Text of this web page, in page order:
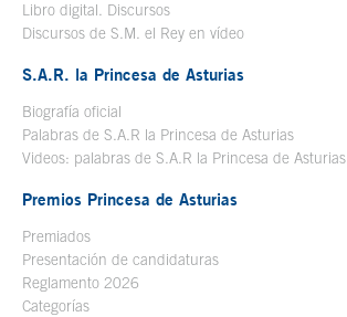
Libro digital. Discursos
Discursos de S.M. el Rey en vídeo
S.A.R. la Princesa de Asturias
Biografía oficial
Palabras de S.A.R la Princesa de Asturias
Videos: palabras de S.A.R la Princesa de Asturias
Premios Princesa de Asturias
Premiados
Presentación de candidaturas
Reglamento 2026
Categorías